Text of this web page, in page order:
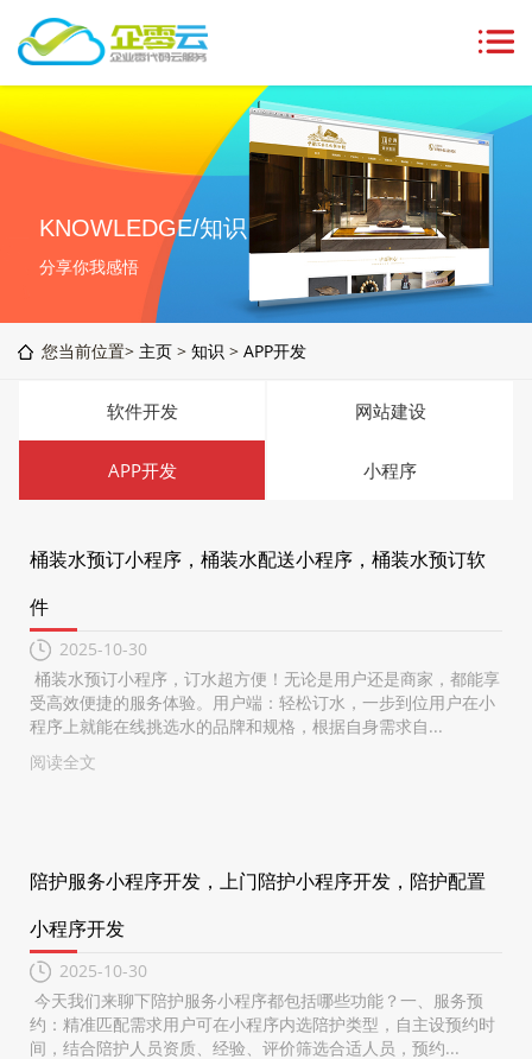
KNOWLEDGE/知识
分享你我感悟
您当前位置> 主页 > 知识 > APP开发
软件开发 网站建设
APP开发 小程序
桶装水预订小程序，桶装水配送小程序，桶装水预订软
件
2025-10-30
桶装水预订小程序，订水超方便！无论是用户还是商家，都能享
受高效便捷的服务体验。用户端：轻松订水，一步到位用户在小
程序上就能在线挑选水的品牌和规格，根据自身需求自...
阅读全文
陪护服务小程序开发，上门陪护小程序开发，陪护配置
小程序开发
2025-10-30
今天我们来聊下陪护服务小程序都包括哪些功能？一、服务预
约：精准匹配需求用户可在小程序内选陪护类型，自主设预约时
间，结合陪护人员资质、经验、评价筛选合适人员，预约...